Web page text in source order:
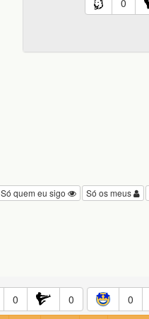
0
Só os meus
Só quem eu sigo
0 0 0